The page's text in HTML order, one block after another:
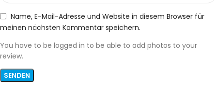
Name, E-Mail-Adresse und Website in diesem Browser für
meinen nächsten Kommentar speichern.
You have to be logged in to be able to add photos to your
review.